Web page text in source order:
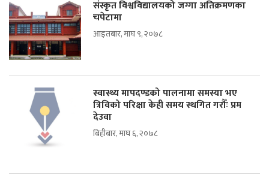
संस्कृत विश्वविद्यालयको जग्गा अतिक्रमणका
चपेटामा
आइतबार, माघ ९, २०७८
स्वास्थ्य मापदण्डको पालनामा समस्या भए
त्रिविको परिक्षा केही समय स्थगित गरौँः प्रम
देउवा
बिहीबार, माघ ६, २०७८